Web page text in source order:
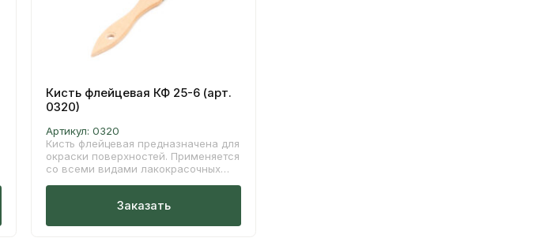
Кисть флейцевая КФ 25-6 (арт.
0320)
Артикул:0320
Кисть флейцевая предназначена для
окраски поверхностей. Применяется
со всеми видами лакокрасочных
древесным маслом. Натуральная
Заказать